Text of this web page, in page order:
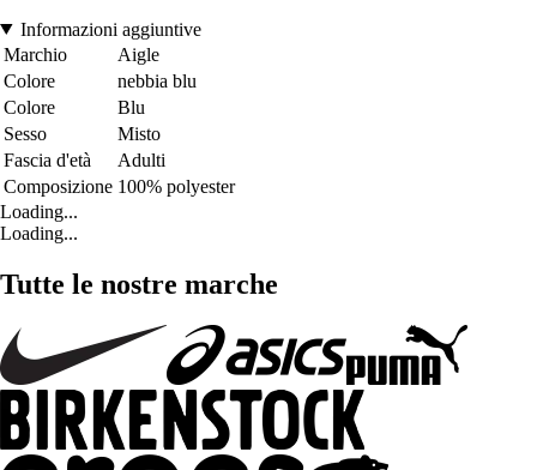
Informazioni aggiuntive
Marchio
Aigle
Colore
nebbia blu
Colore
Blu
Sesso
Misto
Fascia d'età
Adulti
Composizione 100% polyester
Loading...
Loading...
Tutte le nostre marche